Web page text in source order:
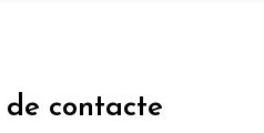
contacte